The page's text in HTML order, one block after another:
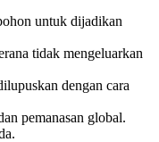
untuk dijadikan
tidak mengeluarkan
dengan cara
pemanasan global.